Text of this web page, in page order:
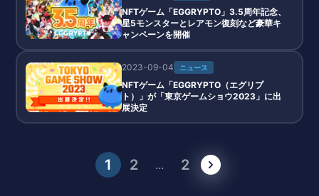
NFTゲーム「EGGRYPTO」3.5周年記念、
星5モンスターとレアモン復刻など豪華キ
ャンペーンを開催
2023-09-04 ニュース
NFTゲーム「EGGRYPTO（エグリプ
ト）」が「東京ゲームショウ2023」に出
展決定
1 2 ... 2